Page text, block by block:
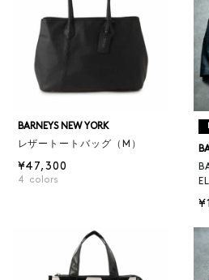
BARNEYS NEW YORK
レザートートバッグ（M）
¥47,300
4 colors